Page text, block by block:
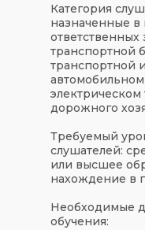
Категория
назначенные в
ответственных
транспортной
транспортной
дорожного
Требуемый
слушателей:
или высшее
нахождение в
Необходимые
обучения: